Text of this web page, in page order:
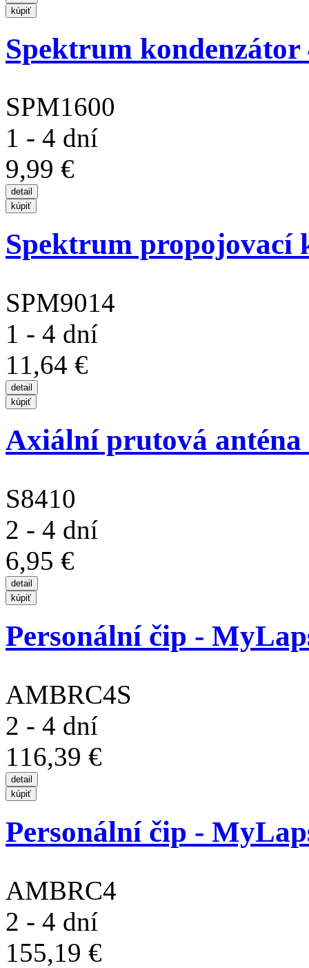
Spektrum kondenzátor
SPM1600
1 - 4 dní
9,99 €
Spektrum propojovací
SPM9014
1 - 4 dní
11,64 €
Axiální prutová anténa
S8410
2 - 4 dní
6,95 €
Personální čip -
AMBRC4S
2 - 4 dní
116,39 €
Personální čip -
AMBRC4
2 - 4 dní
155,19 €